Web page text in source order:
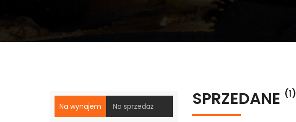
SPRZEDANE (1)
Na wynajem Na sprzedaż